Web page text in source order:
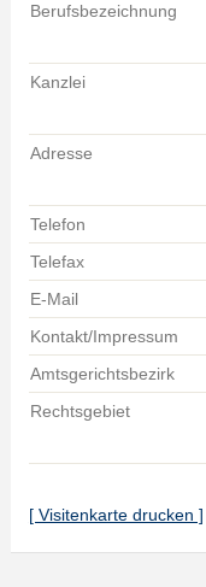
Berufsbezeichnung
Kanzlei
Adresse
Telefon
Telefax
E-Mail
Kontakt/Impressum
Amtsgerichtsbezirk
Rechtsgebiet
[ Visitenkarte drucken ]